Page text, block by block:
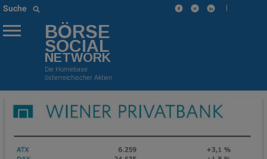
Suche |
BÖRSE
SOCIAL
NETWORK
Die Homebase
österreichischer Aktien